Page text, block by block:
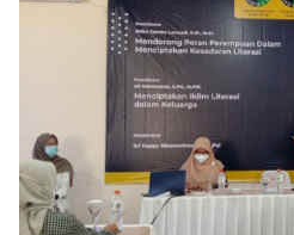
NTB
Time
IDN
Jogja
Rakyat
News
Notice
Baru
Seedbacklink
Follow
Kabarbaru